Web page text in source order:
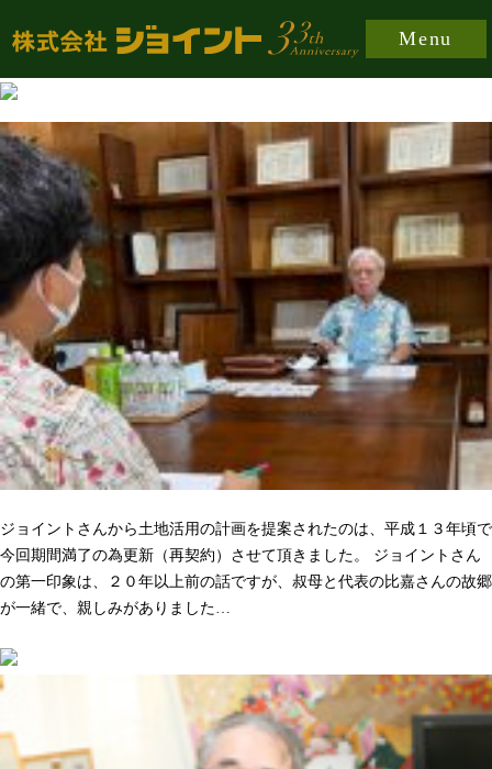
Menu
fancybox/fancybox/jquery.fancybox-1.3.8.min.css
ジョイントさんから土地活用の計画を提案されたのは、平成１３年頃で
今回期間満了の為更新（再契約）させて頂きました。 ジョイントさん
の第一印象は、２０年以上前の話ですが、叔母と代表の比嘉さんの故郷
が一緒で、親しみがありました…